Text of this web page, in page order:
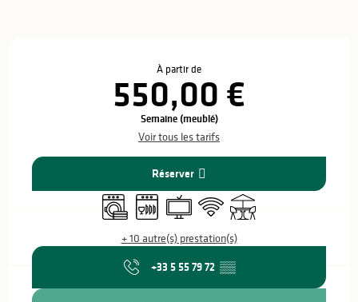
À partir de
550,00 €
Semaine (meublé)
Voir tous les tarifs
Réserver
Lave lingeLave vaisselle
Télévision
WiFi Terrasse
+ 10 autre(s) prestation(s)
+33 5 55 79 72 ▒▒